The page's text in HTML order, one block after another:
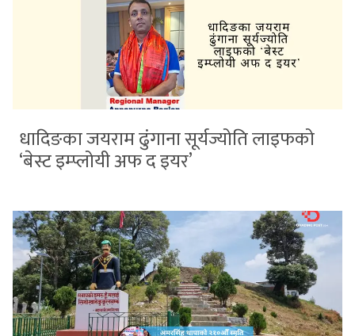
धादिङका जयराम ढुंगाना सूर्यज्योति लाइफको
‘बेस्ट इम्प्लोयी अफ द इयर’